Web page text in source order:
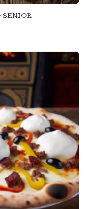
SENIOR